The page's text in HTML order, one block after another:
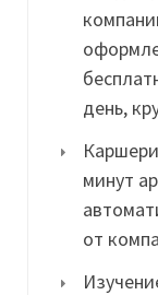
день,
минут
от